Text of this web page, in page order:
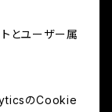
とユーザー属
のCookie